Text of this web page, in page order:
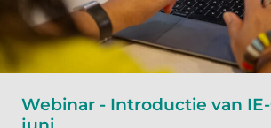
Webinar - Introductie van IE-